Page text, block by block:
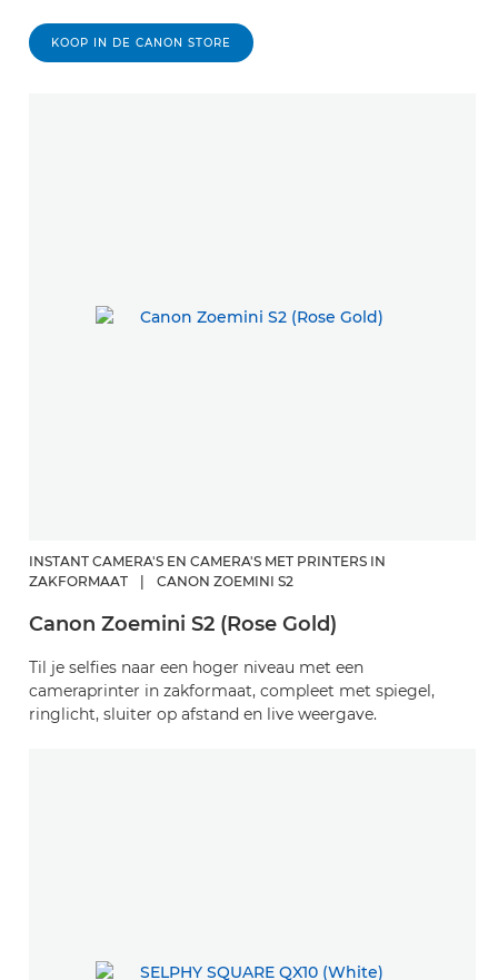
KOOP IN DE CANON STORE
INSTANT CAMERA'S EN CAMERA'S MET PRINTERS IN
ZAKFORMAAT
CANON ZOEMINI S2
Canon Zoemini S2 (Rose Gold)
Til je selfies naar een hoger niveau met een
cameraprinter in zakformaat, compleet met spiegel,
ringlicht, sluiter op afstand en live weergave.